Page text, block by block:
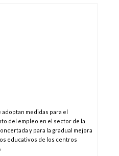
adoptan medidas para el
del empleo en el sector de la
y para la gradual mejora
educativos de los centros